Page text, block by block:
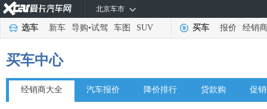
北京车市
选车 新车 导购•试驾 车图 SUV 买车 报价 经销商
买车中心
经销商大全 汽车报价 降价排行 贷款购 促